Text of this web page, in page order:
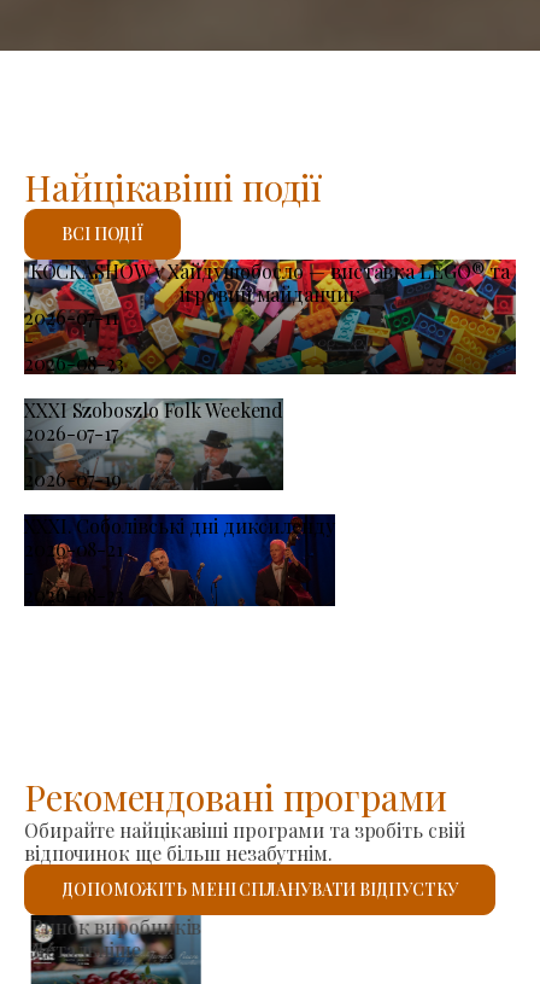
KOCKASHOW у Хайдушобосло — виставка LEGO® та
ігровий майданчик
2026-07-11
-
2026-08-23
XXXI Szoboszlo Folk Weekend
2026-07-17
-
2026-07-19
XXXI. Соболівські дні диксиленду
2026-08-21
-
2026-08-23
Найцікавіші події
ВСІ ПОДІЇ
Рекомендовані програми
Обирайте найцікавіші програми та зробіть свій
відпочинок ще більш незабутнім.
ДОПОМОЖІТЬ МЕНІ СПЛАНУВАТИ ВІДПУСТКУ
Римо-католицький костел Святого Ласло
Детальніше